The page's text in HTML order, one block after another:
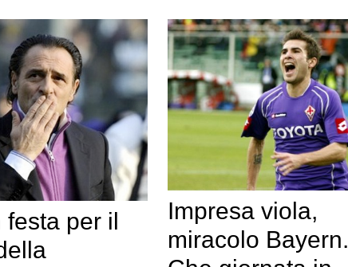
per il
Impresa viola,
miracolo Bayern.